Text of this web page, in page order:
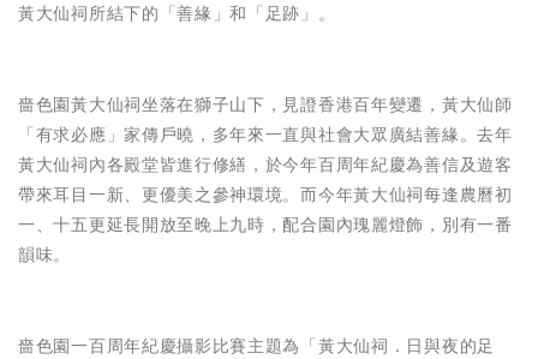
黃大仙祠所結下的「善緣」和「足跡」。
嗇色園黃大仙祠坐落在獅子山下，見證香港百年變遷，黃大仙師
「有求必應」家傳戶曉，多年來一直與社會大眾廣結善緣。去年
黃大仙祠內各殿堂皆進行修繕，於今年百周年紀慶為善信及遊客
帶來耳目一新、更優美之參神環境。而今年黃大仙祠每逢農曆初
一、十五更延長開放至晚上九時，配合園內瑰麗燈飾，別有一番
韻味。
嗇色園一百周年紀慶攝影比賽主題為「黃大仙祠．日與夜的足